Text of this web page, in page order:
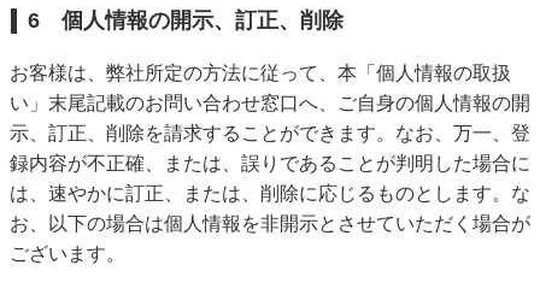
6 個人情報の開示、訂正、削除
お客様は、弊社所定の方法に従って、本「個人情報の取扱
い」末尾記載のお問い合わせ窓口へ、ご自身の個人情報の開
示、訂正、削除を請求することができます。なお、万一、登
録内容が不正確、または、誤りであることが判明した場合に
は、速やかに訂正、または、削除に応じるものとします。な
お、以下の場合は個人情報を非開示とさせていただく場合が
ございます。